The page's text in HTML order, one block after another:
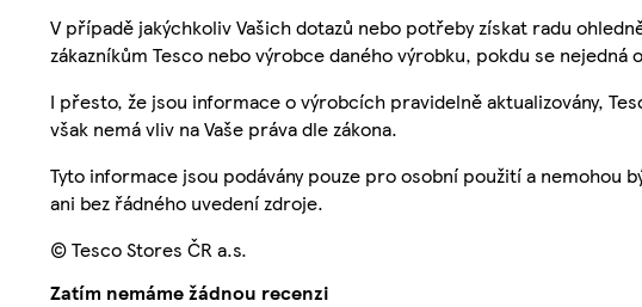
V případě jakýchkoliv Vašich dotazů nebo potřeby získat radu
zákazníkům Tesco nebo výrobce daného výrobku, pokdu se nejedná
I přesto, že jsou informace o výrobcích pravidelně aktualizovány,
však nemá vliv na Vaše práva dle zákona.
Tyto informace jsou podávány pouze pro osobní použití a nemohou
ani bez řádného uvedení zdroje.
© Tesco Stores ČR a.s.
Zatím nemáme žádnou recenzi